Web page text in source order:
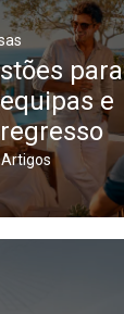
para
e
Artigos